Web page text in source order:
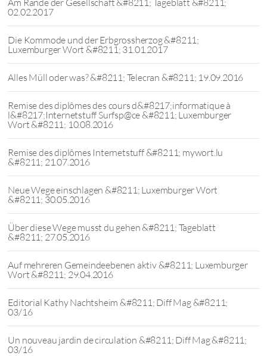
Am Rande der Gesellschaft &#8211; Tageblatt &#8211;
02.02.2017
Die Kommode und der Erbgrossherzog &#8211;
Luxemburger Wort &#8211; 31.01.2017
Alles Müll oder was? &#8211; Telecran &#8211; 19.09.2016
Remise des diplômes des cours d&#8217;informatique à
l&#8217;Internetstuff Surfsp@ce &#8211; Luxemburger
Wort &#8211; 10.08.2016
Remise des diplômes Internetstuff &#8211; mywort.lu
&#8211; 21.07.2016
Neue Wege einschlagen &#8211; Luxemburger Wort
&#8211; 30.05.2016
Über diese Wege musst du gehen &#8211; Tageblatt
&#8211; 27.05.2016
Auf mehreren Gemeindeebenen aktiv &#8211; Luxemburger
Wort &#8211; 29.04.2016
Editorial Kathy Nachtsheim &#8211; Diff Mag &#8211;
03/16
Un nouveau jardin de circulation &#8211; Diff Mag &#8211;
03/16